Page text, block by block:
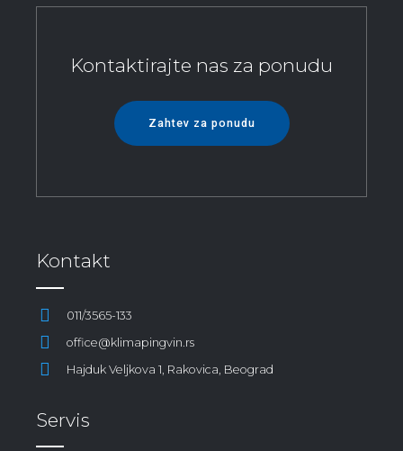
Kontaktirajte nas za ponudu
Zahtev za ponudu
Kontakt
011/3565-133
office@klimapingvin.rs
Hajduk Veljkova 1, Rakovica, Beograd
Servis